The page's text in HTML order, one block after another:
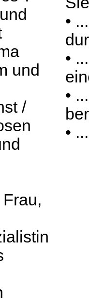
und
/
•
•
•
•